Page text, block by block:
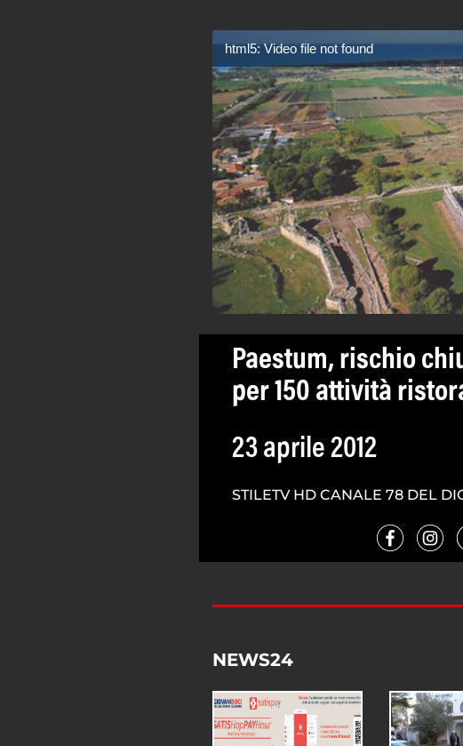
html5: Video file not found
Paestum, rischio
per 150 attività
23 aprile 2012
STILETV HD CANALE 78 DEL
NEWS24